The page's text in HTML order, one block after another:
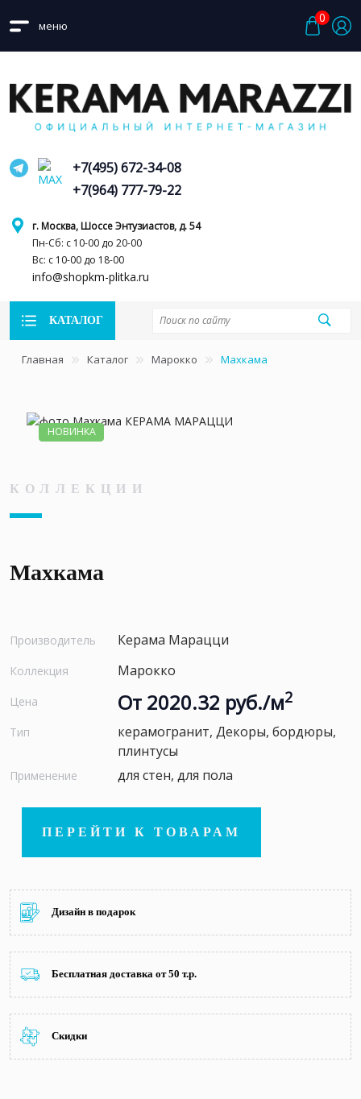
меню
0
г. Москва, Шоссе Энтузиастов, д. 54
Пн-Сб: с 10-00 до 20-00
Вс: с 10-00 до 18-00
info@shopkm-plitka.ru
+7(495) 672-34-08
+7(964) 777-79-22
КАТАЛОГ
Главная Каталог Марокко Махкама
НОВИНКА
КОЛЛЕКЦИИ
Махкама
Производитель Керама Марацци
Коллекция Марокко
Цена От 2020.32 руб./м2
Тип
керамогранит, Декоры, бордюры,
плинтусы
Применение для стен, для пола
ПЕРЕЙТИ К ТОВАРАМ
Дизайн в подарок
Бесплатная доставка от 50 т.р.
Скидки